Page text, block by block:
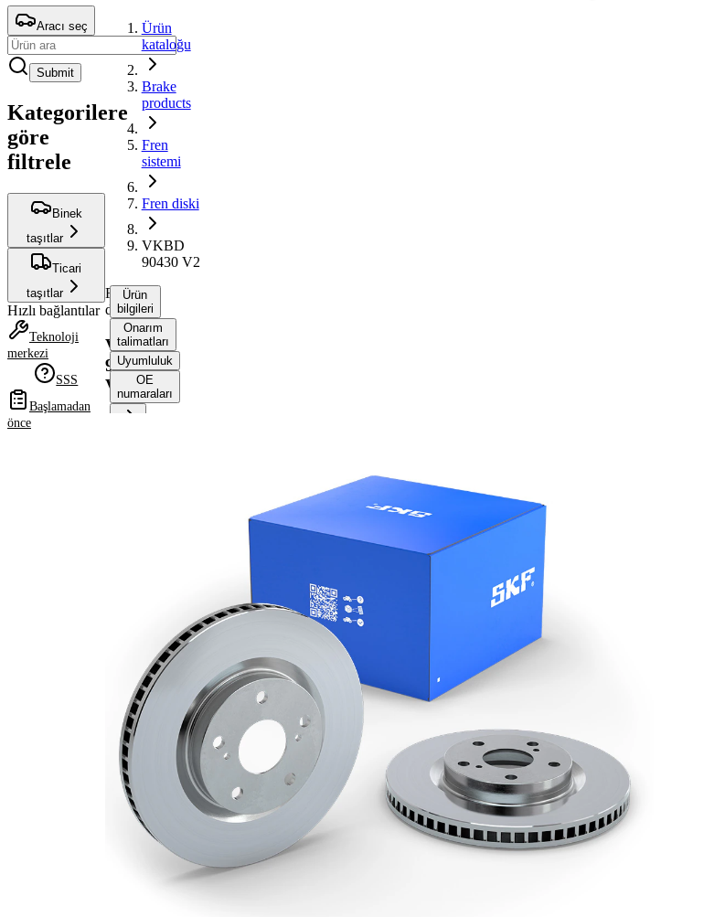
Aracı seç
Submit
Kategorilere
göre
filtrele
Binek
taşıtlar
Ticari
taşıtlar
Hızlı bağlantılar
Teknoloji
merkezi
SSS
Başlamadan
önce
Ürün
kataloğu
Brake
products
Fren
sistemi
Fren diski
VKBD
90430 V2
Fren
diski
VKBD
90430
V2
Ürün
bilgileri
Onarım
talimatları
Uyumluluk
OE
numaraları
havalandırmalı
8
312 mm
Delik sayısı
Merkezleme
çapı
108 mm
Delik
çemberi-Ø
139,7 mm
Üst yüzey
Kaplamalı